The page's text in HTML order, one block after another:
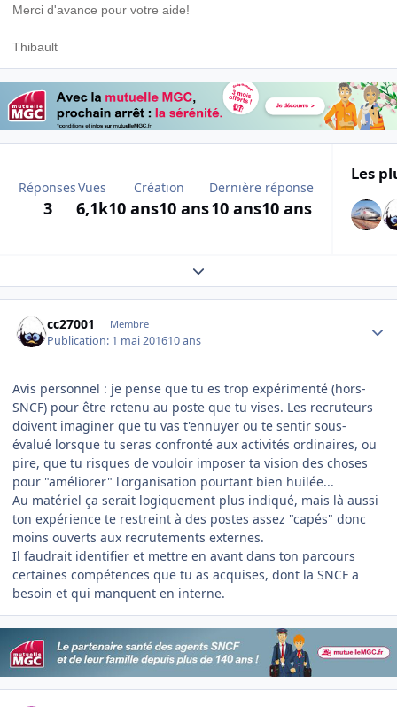
Merci d'avance pour votre aide!
Thibault
Réponses
3
Vues
6,1k
Création
10 ans10 ans
Dernière réponse
10 ans10 ans
Les
Expand topic overview
cc27001 Membre
Publication: 1 mai 201610 ans
Avis personnel : je pense que tu es trop expérimenté (hors-
SNCF) pour être retenu au poste que tu vises. Les recruteurs
doivent imaginer que tu vas t'ennuyer ou te sentir sous-
évalué lorsque tu seras confronté aux activités ordinaires, ou
pire, que tu risques de vouloir imposer ta vision des choses
pour "améliorer" l'organisation pourtant bien huilée...
Au matériel ça serait logiquement plus indiqué, mais là aussi
ton expérience te restreint à des postes assez "capés" donc
moins ouverts aux recrutements externes.
Il faudrait identifier et mettre en avant dans ton parcours
certaines compétences que tu as acquises, dont la SNCF a
besoin et qui manquent en interne.